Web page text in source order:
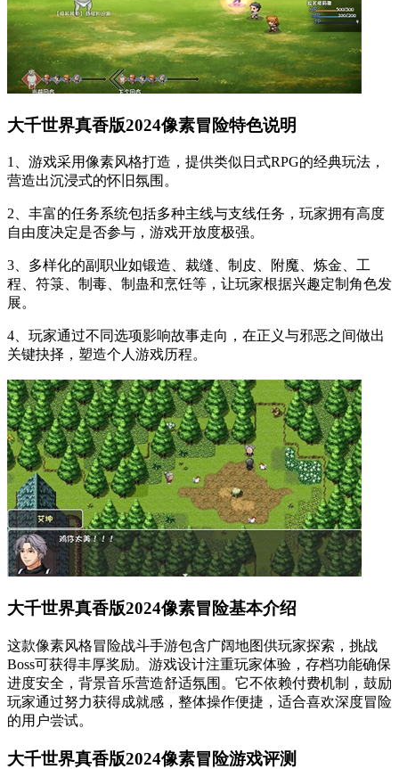
大千世界真香版2024像素冒险特色说明
1、游戏采用像素风格打造，提供类似日式RPG的经典玩法，
营造出沉浸式的怀旧氛围。
2、丰富的任务系统包括多种主线与支线任务，玩家拥有高度
自由度决定是否参与，游戏开放度极强。
3、多样化的副职业如锻造、裁缝、制皮、附魔、炼金、工
程、符箓、制毒、制蛊和烹饪等，让玩家根据兴趣定制角色发
展。
4、玩家通过不同选项影响故事走向，在正义与邪恶之间做出
关键抉择，塑造个人游戏历程。
大千世界真香版2024像素冒险基本介绍
这款像素风格冒险战斗手游包含广阔地图供玩家探索，挑战
Boss可获得丰厚奖励。游戏设计注重玩家体验，存档功能确保
进度安全，背景音乐营造舒适氛围。它不依赖付费机制，鼓励
玩家通过努力获得成就感，整体操作便捷，适合喜欢深度冒险
的用户尝试。
大千世界真香版2024像素冒险游戏评测